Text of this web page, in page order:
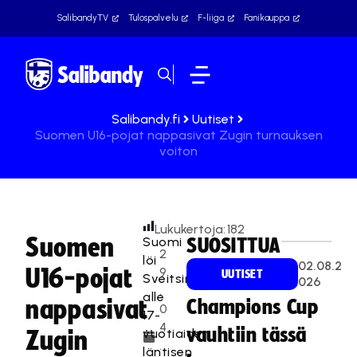
SalibandyTV Tulospalvelu F-liiga Fanikauppa
Salibandy.fi
Uutiset
Suomen U16-pojat nappasivat Zugin turnauksen
voiton
Suomen
U16-pojat
nappasivat
Zugin
2
9
.
0
4
.
Lukukertoja:182
Suomi
löi
Sveitsin
alle
17-
vuotiaiden
läntisen
SUOSITTUA
UUTISET
02.08.2
026
Champions Cup
vauhtiin tässä